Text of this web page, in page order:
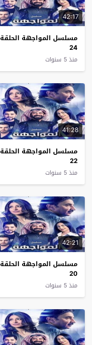
42:17
مسلسل المواجهة الحلقة
24
منذ 5 سنوات
41:28
مسلسل المواجهة الحلقة
22
منذ 5 سنوات
42:21
مسلسل المواجهة الحلقة
20
منذ 5 سنوات